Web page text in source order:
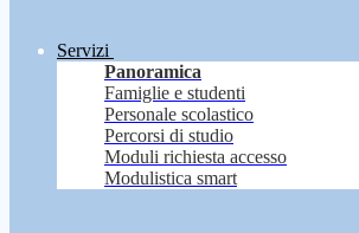
Servizi
Panoramica
Famiglie e studenti
Personale scolastico
Percorsi di studio
Moduli richiesta accesso
Modulistica smart